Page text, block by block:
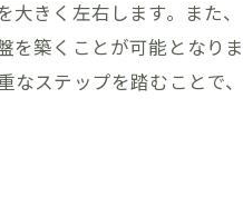
きく左右します。また
築くことが可能となり
ステップを踏むことで